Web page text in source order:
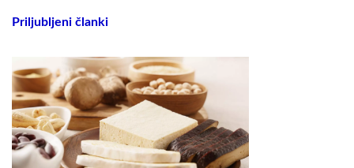
Priljubljeni članki